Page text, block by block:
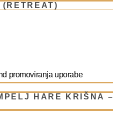
(RETREAT)
HARE KRIŠNA –
promoviranja uporabe
blokad ali duhovno
naukov śāster in navodil